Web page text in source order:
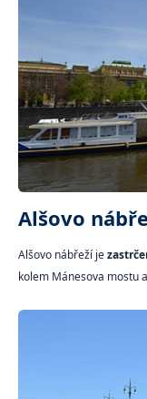
Alšovo
Alšovo nábřeží je
kolem Mánesova mostu